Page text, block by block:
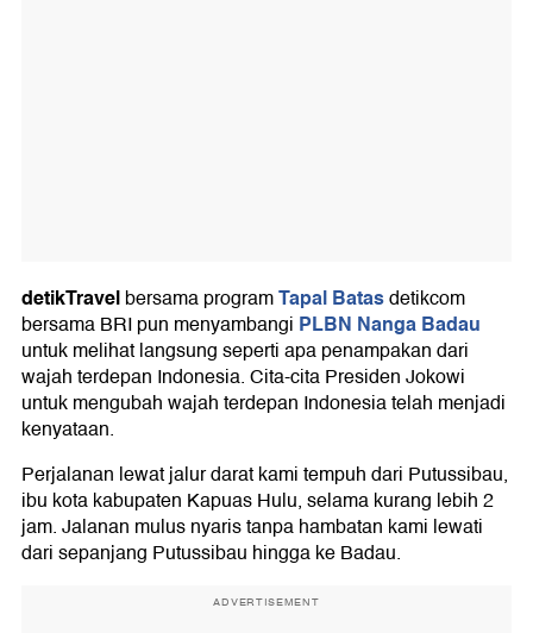
detikTravelbersama programTapal Batasdetikcom
bersama BRI pun menyambangi PLBN Nanga Badau
untuk melihat langsung seperti apa penampakan dari
wajah terdepan Indonesia. Cita-cita Presiden Jokowi
untuk mengubah wajah terdepan Indonesia telah menjadi
kenyataan.
Perjalanan lewat jalur darat kami tempuh dari Putussibau,
ibu kota kabupaten Kapuas Hulu, selama kurang lebih 2
jam. Jalanan mulus nyaris tanpa hambatan kami lewati
dari sepanjang Putussibau hingga ke Badau.
ADVERTISEMENT